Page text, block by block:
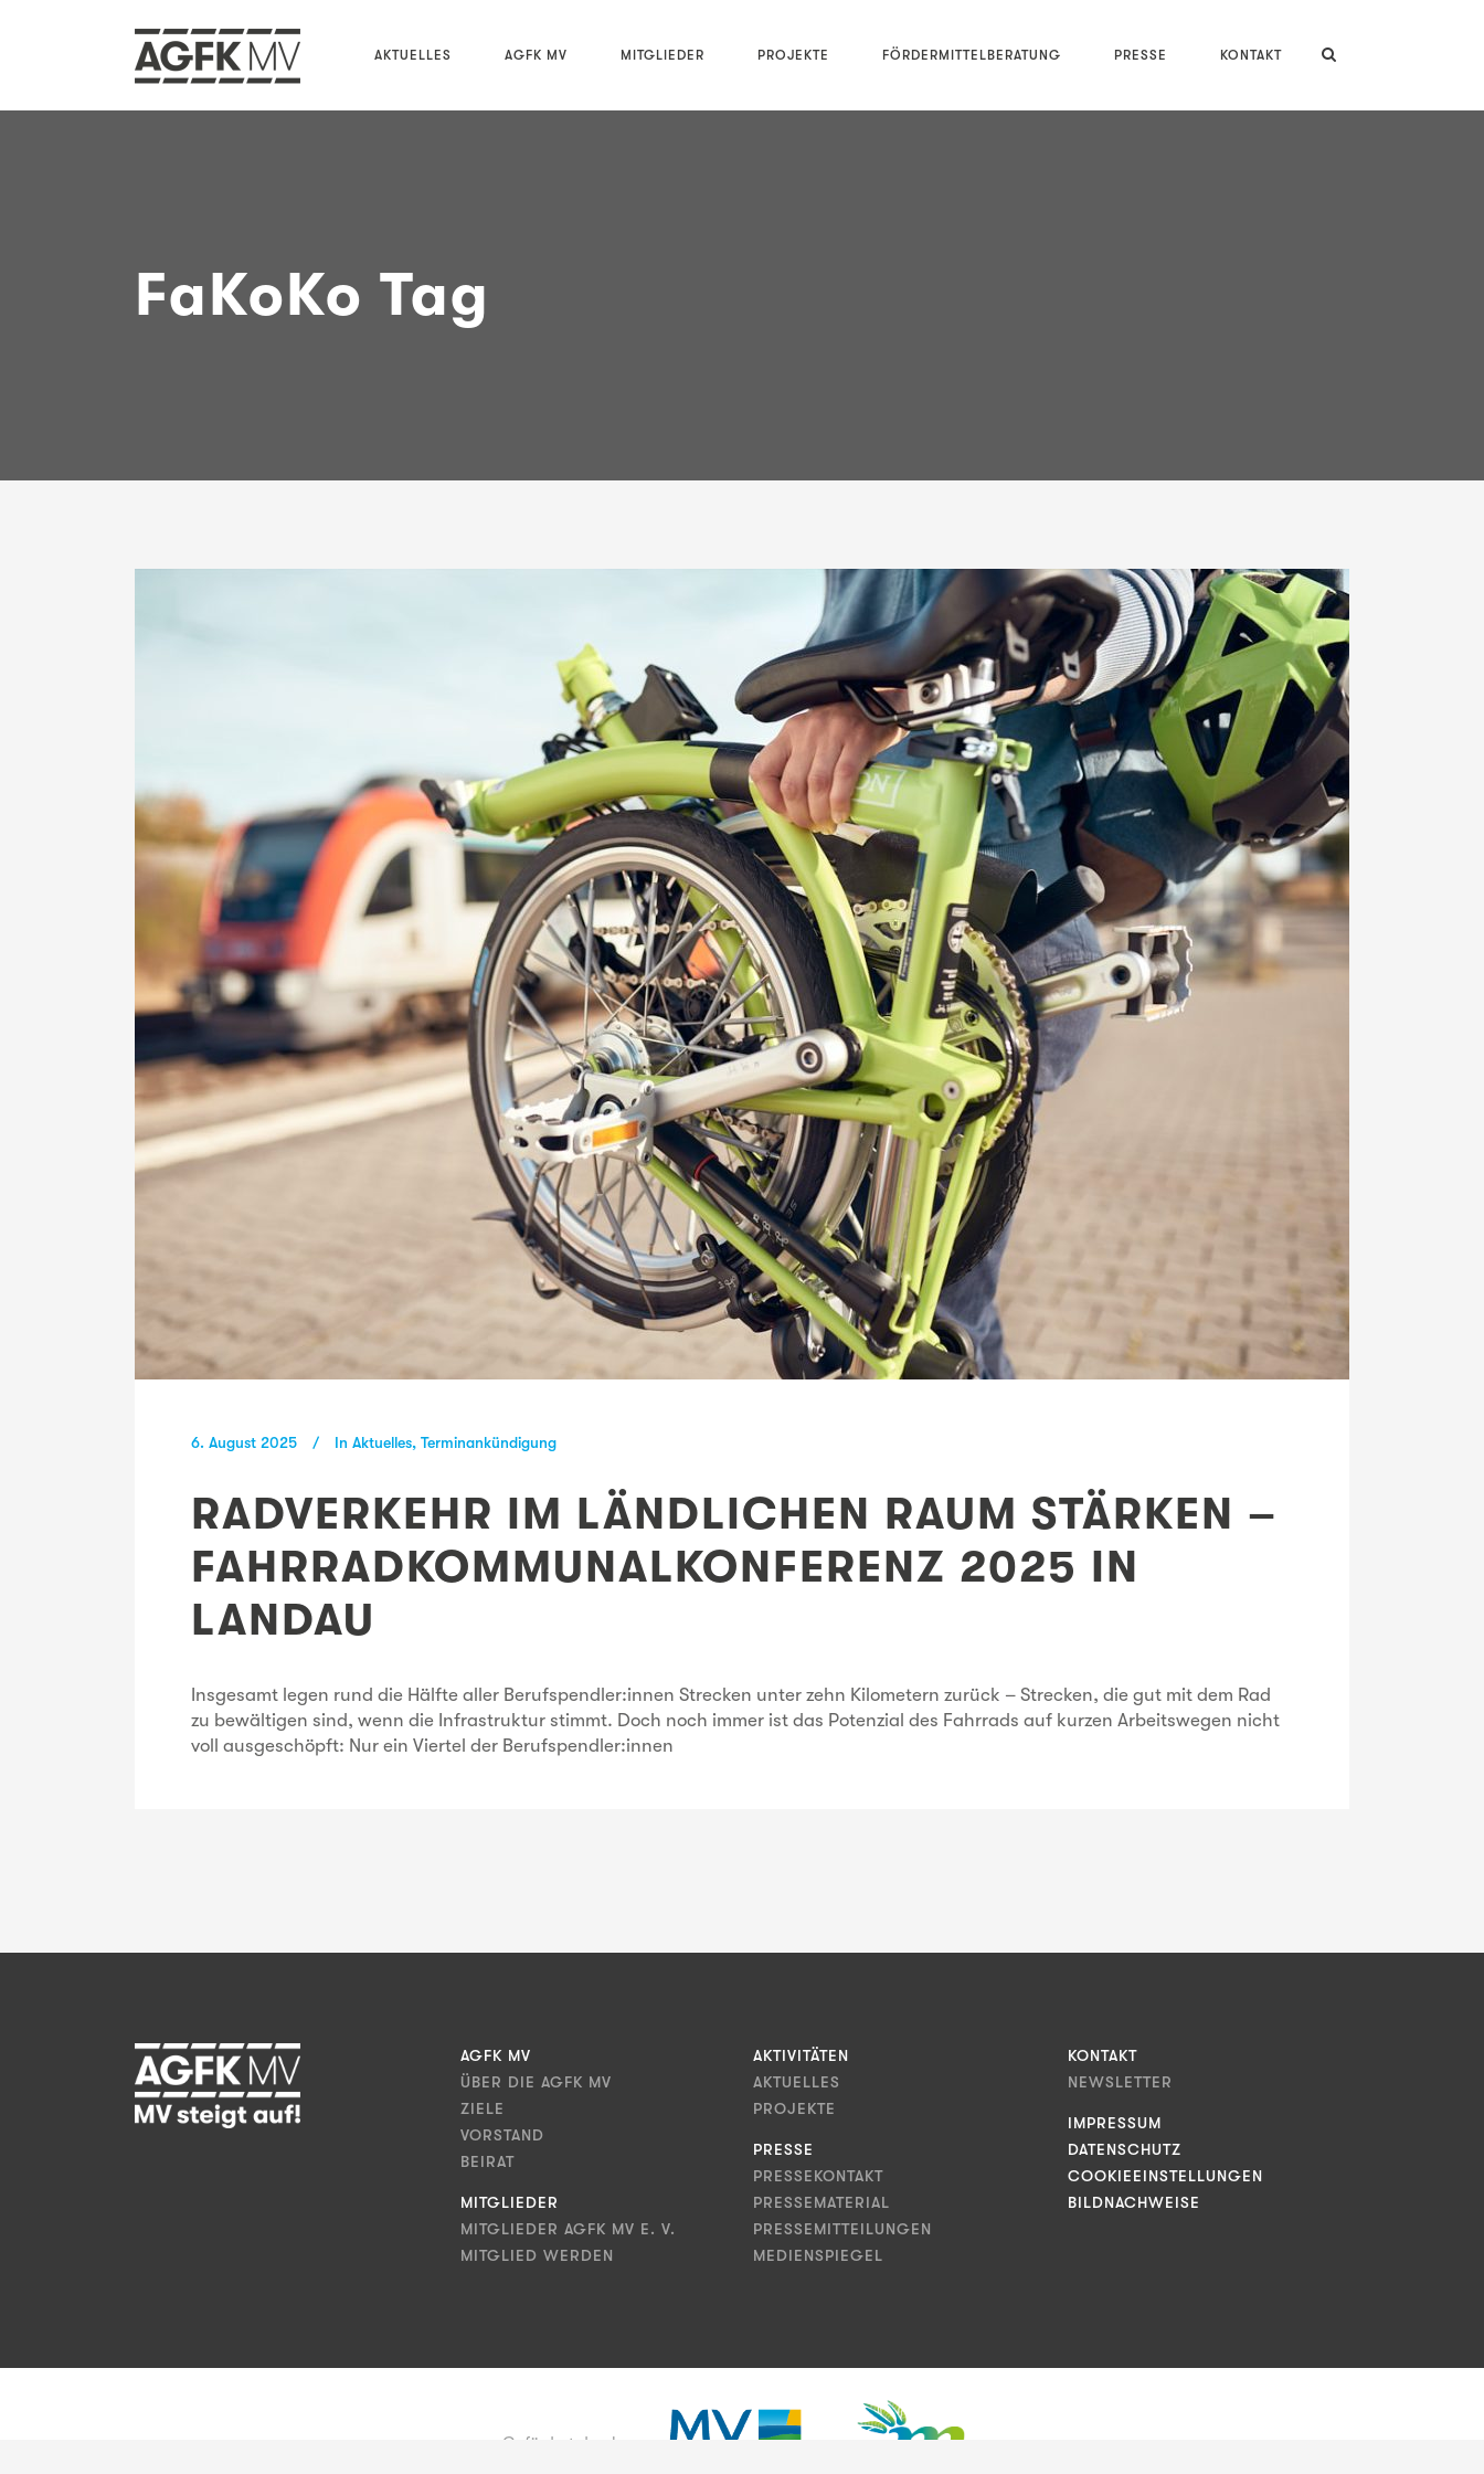
AKTUELLES AGFK MV MITGLIEDER PROJEKTE FÖRDERMITTELBERATUNG PRESSE KONTAKT
FaKoKo Tag
6. August 2025 In Aktuelles, Terminankündigung
RADVERKEHR IM LÄNDLICHEN RAUM STÄRKEN –
FAHRRADKOMMUNALKONFERENZ 2025 IN
LANDAU
Insgesamt legen rund die Hälfte aller Berufspendler:innen Strecken unter zehn Kilometern zurück – Strecken, die gut mit dem Rad
zu bewältigen sind, wenn die Infrastruktur stimmt. Doch noch immer ist das Potenzial des Fahrrads auf kurzen Arbeitswegen nicht
voll ausgeschöpft: Nur ein Viertel der Berufspendler:innen
AGFK MV
ÜBER DIE AGFK MV
ZIELE
VORSTAND
BEIRAT
MITGLIEDER
MITGLIEDER AGFK MV E. V.
MITGLIED WERDEN
AKTIVITÄTEN
AKTUELLES
PROJEKTE
PRESSE
PRESSEKONTAKT
PRESSEMATERIAL
PRESSEMITTEILUNGEN
MEDIENSPIEGEL
KONTAKT
NEWSLETTER
IMPRESSUM
DATENSCHUTZ
COOKIEEINSTELLUNGEN
BILDNACHWEISE
Gefördert durch